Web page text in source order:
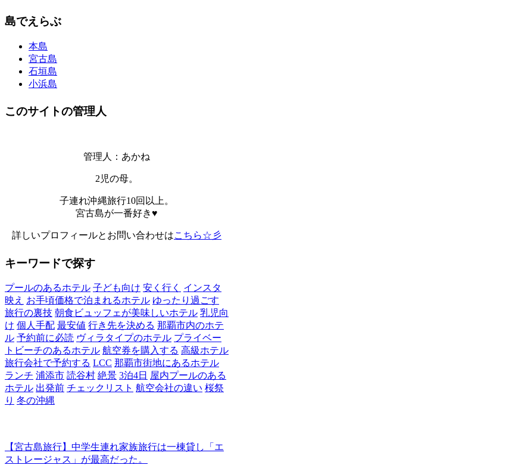
島でえらぶ
本島
宮古島
石垣島
小浜島
このサイトの管理人
管理人：あかね
2児の母。
子連れ沖縄旅行10回以上。
宮古島が一番好き♥
詳しいプロフィールとお問い合わせはこちら☆彡
キーワードで探す
プールのあるホテル 子ども向け 安く行く
インスタ
映え お手頃価格で泊まれるホテル ゆったり過ごす
旅行の裏技 朝食ビュッフェが美味しいホテル 乳児向
け 個人手配 最安値 行き先を決める 那覇市内のホテ
ル 予約前に必読 ヴィラタイプのホテル プライベー
トビーチのあるホテル 航空券を購入する 高級ホテル
旅行会社で予約する LCC 那覇市街地にあるホテル
ランチ 浦添市 読谷村 絶景 3泊4日 屋内プールのある
ホテル 出発前 チェックリスト 航空会社の違い 桜祭
り 冬の沖縄
【宮古島旅行】中学生連れ家族旅行は一棟貸し「エ
ストレージャス」が最高だった。